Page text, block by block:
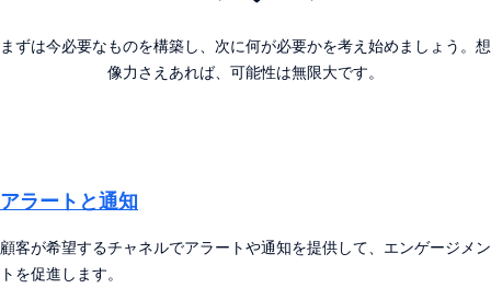
まずは今必要なものを構築し、次に何が必要かを考え始めましょう。想
像力さえあれば、可能性は無限大です。
アラートと通知
顧客が希望するチャネルでアラートや通知を提供して、エンゲージメン
トを促進します。